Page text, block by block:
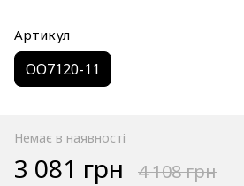
Артикул
OO7120-11
Немає в наявності
3 081 грн 4 108 грн